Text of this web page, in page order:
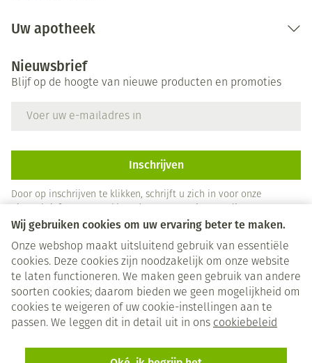
Wij gebruiken cookies om uw ervaring beter te maken.
Onze webshop maakt uitsluitend gebruik van essentiële
cookies. Deze cookies zijn noodzakelijk om onze website
te laten functioneren. We maken geen gebruik van andere
soorten cookies; daarom bieden we geen mogelijkheid om
cookies te weigeren of uw cookie-instellingen aan te
passen. We leggen dit in detail uit in ons cookiebeleid
Uw apotheek
Nieuwsbrief
Blijf op de hoogte van nieuwe producten en promoties
Inschrijven
Door op inschrijven te klikken, schrijft u zich in voor onze
Juridische links